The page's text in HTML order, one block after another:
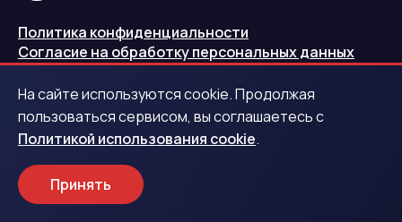
Политика конфиденциальности
Согласие на обработку персональных данных
Политика использования cookie
Запись в реестре операторов персональных данных
РКН
Центральный банк Российской Федерации
На сайте используются cookie. Продолжая
пользоваться сервисом, вы соглашаетесь с
Политикой использования cookie.
Принять